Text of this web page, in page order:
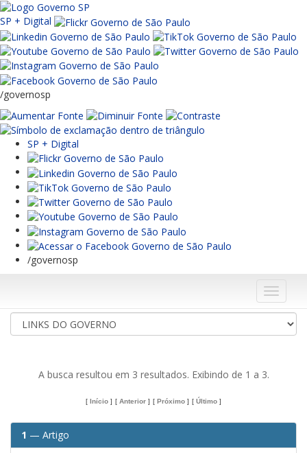
SP + Digital
/governosp
SP + Digital
/governosp
Menu
A busca resultou em 3 resultados. Exibindo de 1 a 3.
[ Início ] [ Anterior ] [ Próximo ] [ Último ]
1 — Artigo